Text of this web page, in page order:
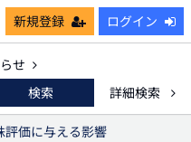
新規登録 ログイン
せ
検索
詳細検索
評価に与える影響